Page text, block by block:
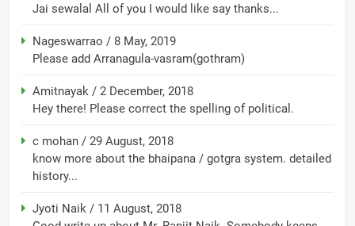
Jai sewalal All of you I would like say thanks...
Nageswarrao / 8 May, 2019
Please add Arranagula-vasram(gothram)
Amitnayak / 2 December, 2018
Hey there! Please correct the spelling of political.
c mohan / 29 August, 2018
know more about the bhaipana / gotgra system. detailed
history...
Jyoti Naik / 11 August, 2018